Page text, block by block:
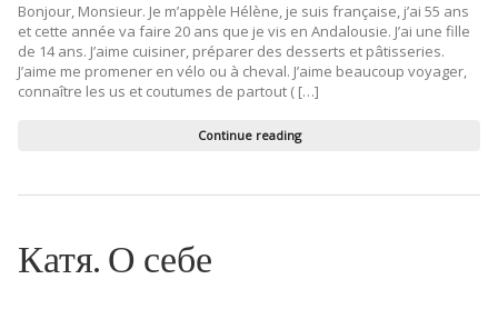
Bonjour, Monsieur. Je m’appèle Hélène, je suis française, j’ai 55 ans
et cette année va faire 20 ans que je vis en Andalousie. J’ai une fille
de 14 ans. J’aime cuisiner, préparer des desserts et pâtisseries.
J’aime me promener en vélo ou à cheval. J’aime beaucoup voyager,
connaître les us et coutumes de partout ( […]
Continue reading
Катя. О себе